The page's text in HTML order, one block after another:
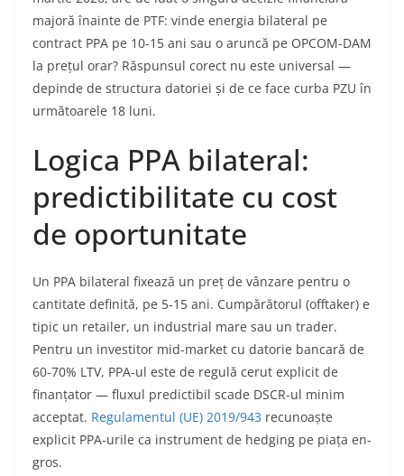
majoră înainte de PTF: vinde energia bilateral pe
contract PPA pe 10-15 ani sau o aruncă pe OPCOM-DAM
la prețul orar? Răspunsul corect nu este universal —
depinde de structura datoriei și de ce face curba PZU în
următoarele 18 luni.
Logica PPA bilateral:
predictibilitate cu cost
de oportunitate
Un PPA bilateral fixează un preț de vânzare pentru o
cantitate definită, pe 5-15 ani. Cumpărătorul (offtaker) e
tipic un retailer, un industrial mare sau un trader.
Pentru un investitor mid-market cu datorie bancară de
60-70% LTV, PPA-ul este de regulă cerut explicit de
finanțator — fluxul predictibil scade DSCR-ul minim
acceptat. Regulamentul (UE) 2019/943 recunoaște
explicit PPA-urile ca instrument de hedging pe piața en-
gros.